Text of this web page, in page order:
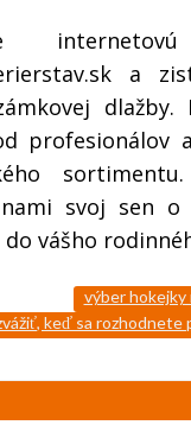
a
dlažby.
profesionálov
svoj sen o
vášho
výber hokejky
keď sa rozhodnete